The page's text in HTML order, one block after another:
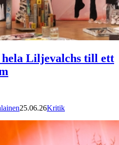
Liljevalchs till ett
25.06.26Kritik